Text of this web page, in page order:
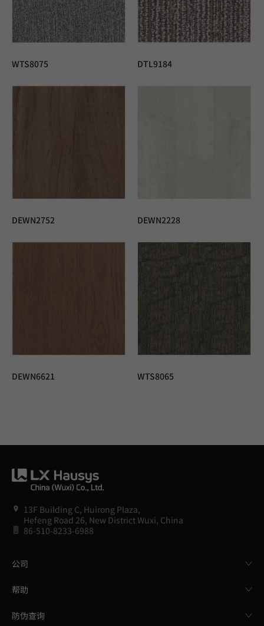
WTS8075 DTL9184
DEWN2752 DEWN2228
DEWN6621 WTS8065
13F Building C, Huirong Plaza,
Hefeng Road 26, New District Wuxi, China
86-510-8233-6988
公司
帮助
防伪查询